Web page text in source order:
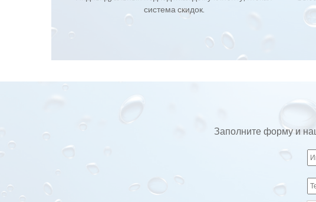
система скидок.
Заполните форму и